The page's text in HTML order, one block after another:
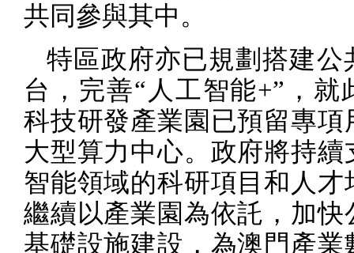
共同參與其中。
特區政府亦已規劃搭建公
台，完善“人工智能+” ，
科技研發產業園已預留專項
大型算力中心。政府將持續
智能領域的科研項目和人才
繼續以產業園為依託，加快
基礎設施建設，為澳門產業